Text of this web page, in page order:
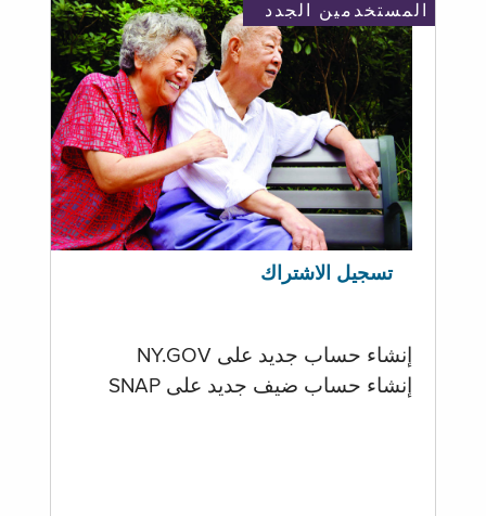
المستخدمين الجدد
تسجيل الاشتراك
إنشاء حساب جديد على NY.GOV
إنشاء حساب ضيف جديد على SNAP